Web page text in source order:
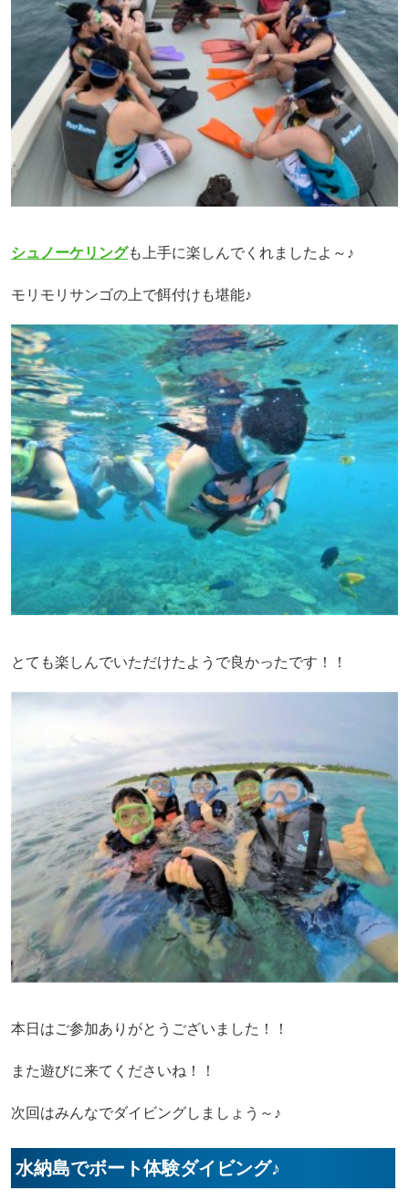
シュノーケリングも上手に楽しんでくれましたよ～♪
モリモリサンゴの上で餌付けも堪能♪
とても楽しんでいただけたようで良かったです！！
本日はご参加ありがとうございました！！
また遊びに来てくださいね！！
次回はみんなでダイビングしましょう～♪
水納島でボート体験ダイビング♪